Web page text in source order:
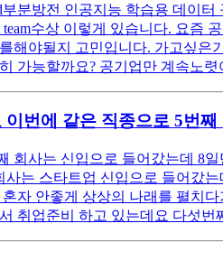
분방전 인공지능 학습용 데이
수상 이렇게 있습니다. 요즘
해야될지 고민입니다. 가고싶
가능할까요? 공기업만 계속노
번에 같은 직종으로 5번
회사는 신입으로 들어갔는데 8
는 스타트업 신입으로 들어갔
자 안좋게 상상의 나래를 펼치
취업준비 하고 있는데요 다섯